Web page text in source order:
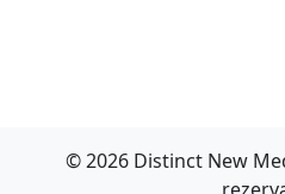
© 2026 Distinct New